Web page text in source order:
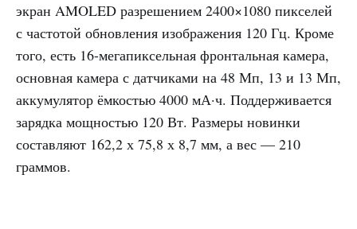
экран AMOLED разрешением 2400×1080 пикселей
с частотой обновления изображения 120 Гц. Кроме
того, есть 16-мегапиксельная фронтальная камера,
основная камера с датчиками на 48 Мп, 13 и 13 Мп,
аккумулятор ёмкостью 4000 мА·ч. Поддерживается
зарядка мощностью 120 Вт. Размеры новинки
составляют 162,2 х 75,8 х 8,7 мм, а вес — 210
граммов.